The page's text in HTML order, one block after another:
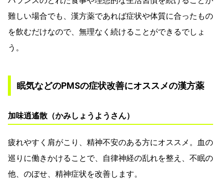
難しい場合でも、漢方薬であれば症状や体質に合ったもの
を飲むだけなので、無理なく続けることができるでしょ
う。
眠気などのPMSの症状改善にオススメの漢方薬
加味逍遙散（かみしょうようさん）
疲れやすく肩がこり、精神不安のある方にオススメ。血の
巡りに働きかけることで、自律神経の乱れを整え、不眠の
他、のぼせ、精神症状を改善します。